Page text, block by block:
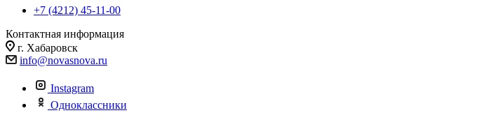
+7 (4212) 45-11-00
Контактная информация
г. Хабаровск
info@novasnova.ru
Instagram
Одноклассники